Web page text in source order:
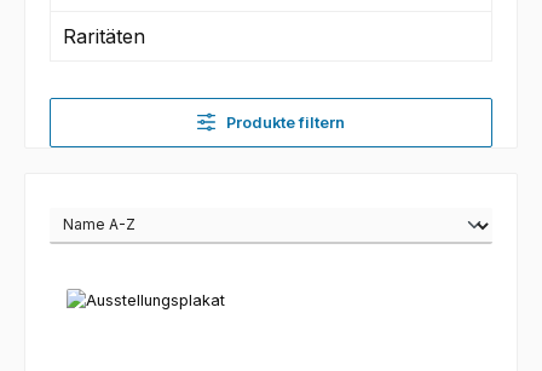
Raritäten
Produkte filtern